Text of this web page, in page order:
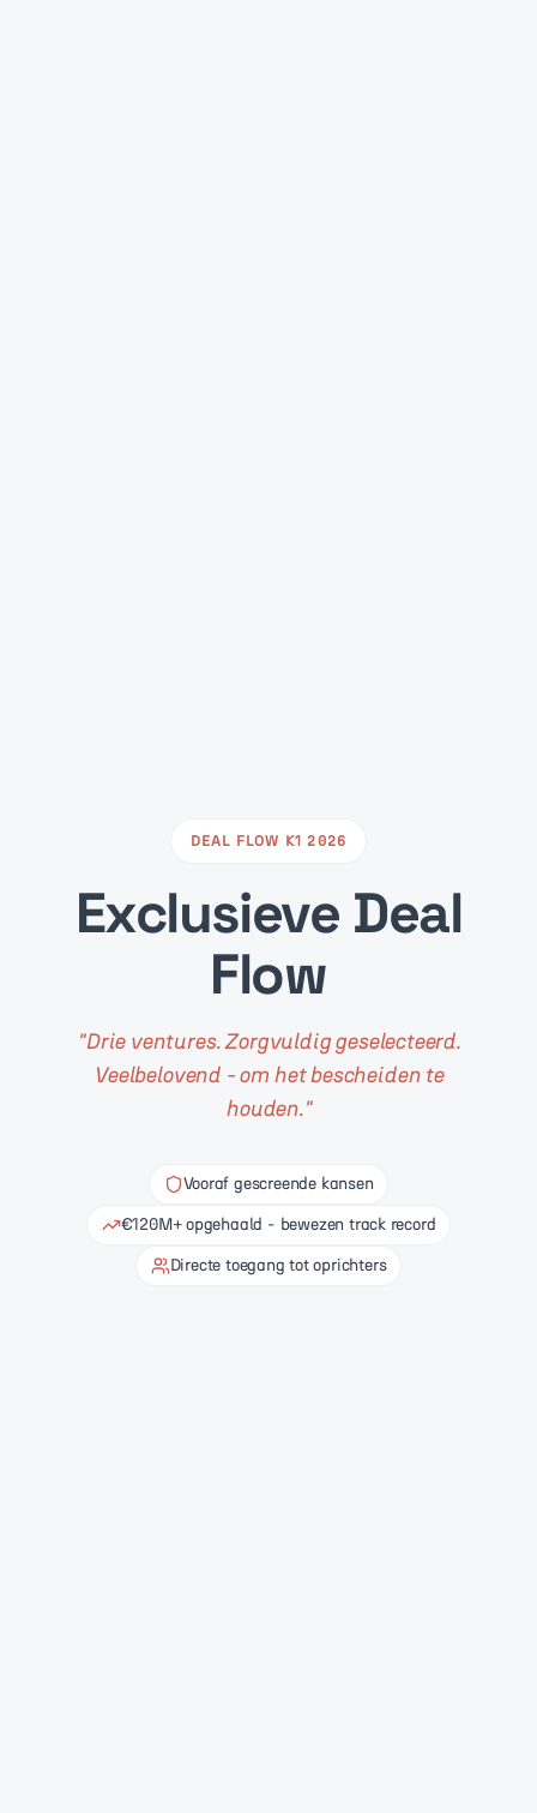
DEAL FLOW K1 2026
Exclusieve Deal
Flow
"Drie ventures. Zorgvuldig geselecteerd.
Veelbelovend - om het bescheiden te
houden."
Vooraf gescreende kansen
€120M+ opgehaald - bewezen track record
Directe toegang tot oprichters